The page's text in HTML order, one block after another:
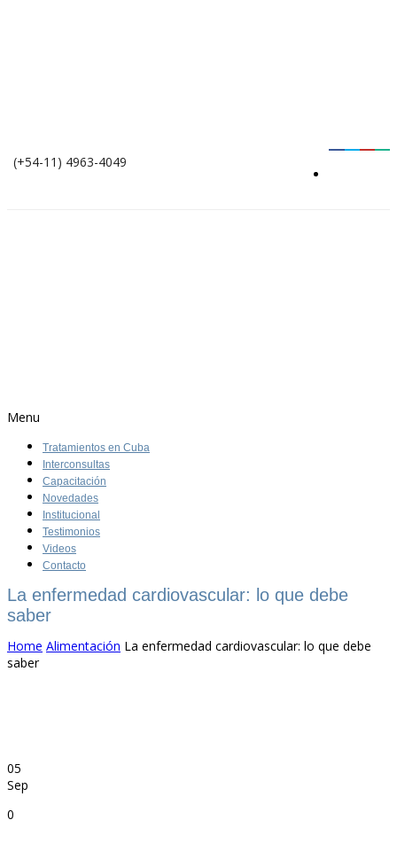
(+54-11) 4963-4049
Menu
Tratamientos en Cuba
Interconsultas
Capacitación
Novedades
Institucional
Testimonios
Videos
Contacto
La enfermedad cardiovascular: lo que debe
saber
Home Alimentación La enfermedad cardiovascular: lo que debe
saber
05
Sep
0